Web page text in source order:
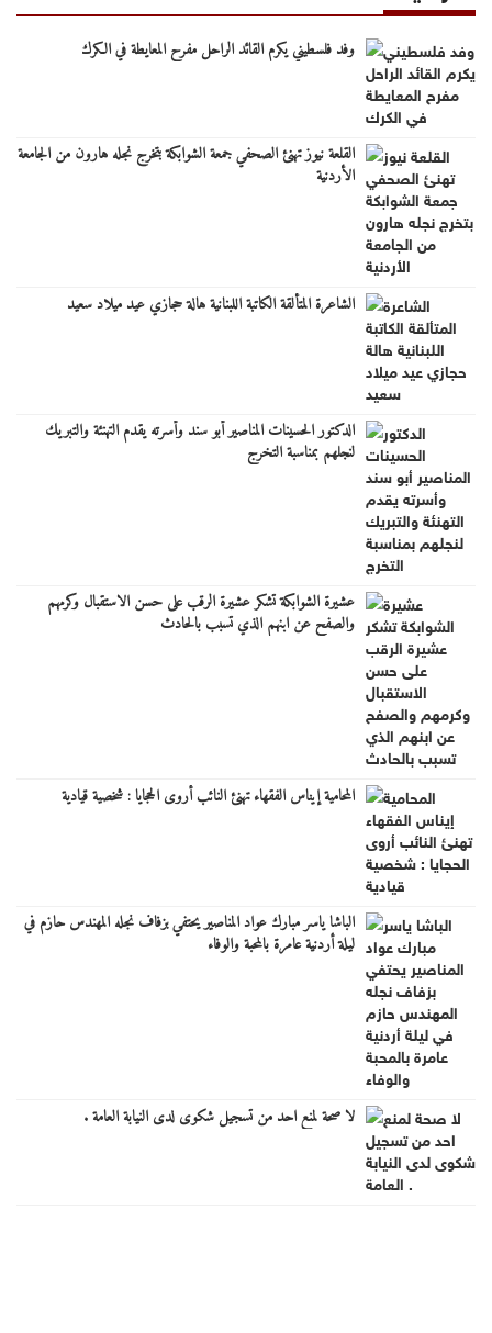
وفد فلسطيني يكرم القائد الراحل مفرح المعايطة في الكرك
القلعة نيوز تهنئ الصحفي جمعة الشوابكة بتخرج نجله هارون من الجامعة
الأردنية
الشاعرة المتألقة الكاتبة اللبنانية هالة حجازي عيد ميلاد سعيد
الدكتور الحسينات المناصير أبو سند وأسرته يقدم التهنئة والتبريك
لنجلهم بمناسبة التخرج
عشيرة الشوابكة تشكر عشيرة الرقب على حسن الاستقبال وكرمهم
والصفح عن ابنهم الذي تسبب بالحادث
المحامية إيناس الفقهاء تهنئ النائب أروى الحجايا : شخصية قيادية
الباشا ياسر مبارك عواد المناصير يحتفي بزفاف نجله المهندس حازم في
ليلة أردنية عامرة بالمحبة والوفاء
لا صحة لمنع احد من تسجيل شكوى لدى النيابة العامة .